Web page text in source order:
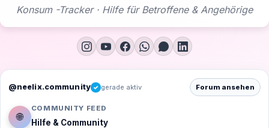
Konsum -Tracker · Hilfe für Betroffene & Angehörige
@neelix.community ✓ gerade aktiv Forum ansehen
🌐
COMMUNITY FEED
Hilfe & Community